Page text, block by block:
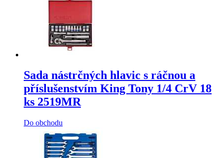
Sada nástrčných hlavic s ráčnou a
příslušenstvím King Tony 1/4 CrV 18
ks 2519MR
Do obchodu